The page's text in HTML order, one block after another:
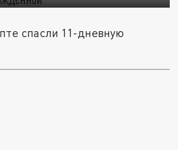
спасли 11-дневную